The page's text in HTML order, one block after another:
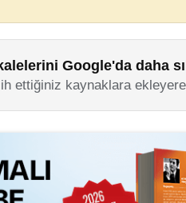
Google'da daha
ettiğiniz kaynaklara